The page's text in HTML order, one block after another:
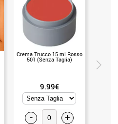
Crema Trucco 15 ml Rosso
501 (Senza Taglia)
9.99€
- +